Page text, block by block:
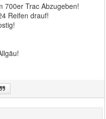
700er Trac Abzugeben!
Reifen drauf!